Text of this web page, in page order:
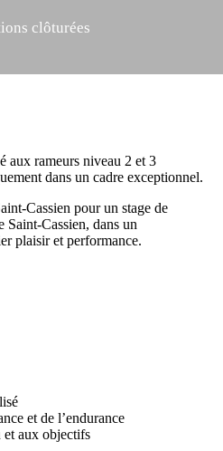
clôturées
aux rameurs niveau 2 et 3
dans un cadre exceptionnel.
Cassien pour un stage de
Saint-Cassien, dans un
plaisir et performance.
et de l’endurance
et aux objectifs